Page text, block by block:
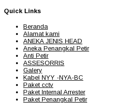
Quick Links
Beranda
Alamat kami
ANEKA JENIS HEAD
Aneka Penangkal Petir
Anti Petir
ASSESORRIS
Galery
Kabel NYY -NYA-BC
Paket cctv
Paket Internal Arrester
Paket Penangkal Petir